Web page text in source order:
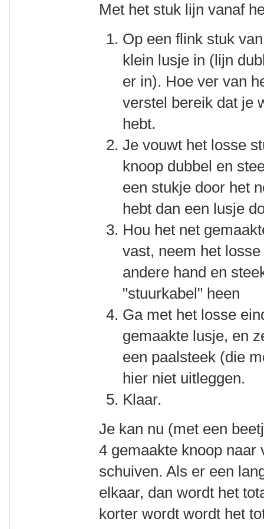
Met het stuk lijn vanaf
Op een flink stuk
klein lusje in (lijn
er in). Hoe ver van
verstel bereik dat je
hebt.
Je vouwt het losse
knoop dubbel en
een stukje door het
hebt dan een lusje
Hou het net
vast, neem het
andere hand en
"stuurkabel" heen
Ga met het losse
gemaakte lusje, en
een paalsteek (die
hier niet uitleggen.
Klaar.
Je kan nu (met een
4 gemaakte knoop naar
schuiven. Als er een
elkaar, dan wordt het
korter wordt wordt het